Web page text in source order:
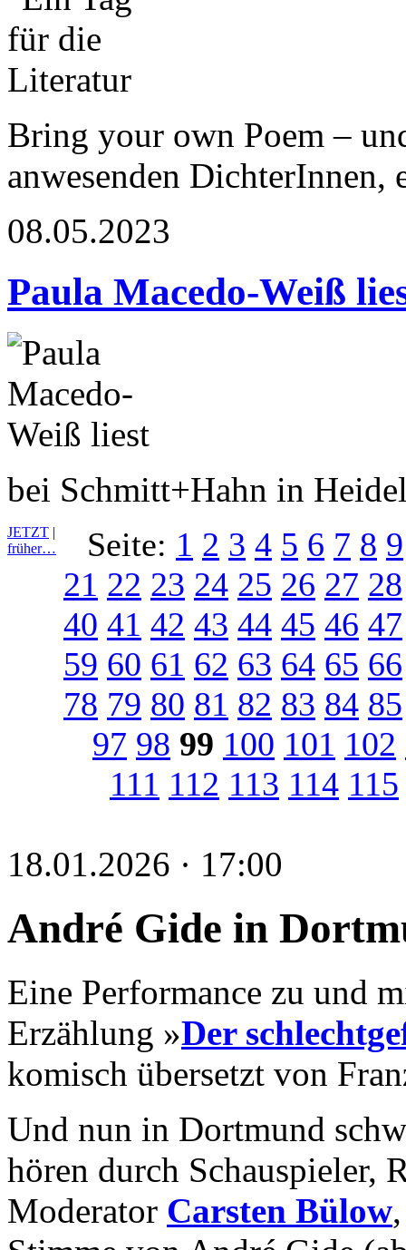
Bring your own Poem –
anwesenden DichterInnen,
08.05.2023
Paula Macedo-Weiß
bei Schmitt+Hahn in
JETZT |
früher…
Seite: 1 2 3 4 5 6 7 8 9
21 22 23 24 25 26 27 28
40 41 42 43 44 45 46 47
59 60 61 62 63 64 65 66
78 79 80 81 82 83 84 85
97 98 99 100 101 102
111 112 113 114 115
18.01.2026 · 17:00
André Gide in
Eine Performance zu und
Erzählung »Der
komisch übersetzt von
Und nun in Dortmund
hören durch Schauspieler,
Moderator Carsten Bülow